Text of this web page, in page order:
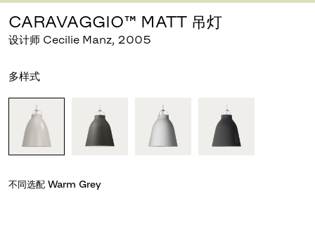
CARAVAGGIO™ MATT 吊灯
设计师 Cecilie Manz, 2005
多样式
不同选配 Warm Grey